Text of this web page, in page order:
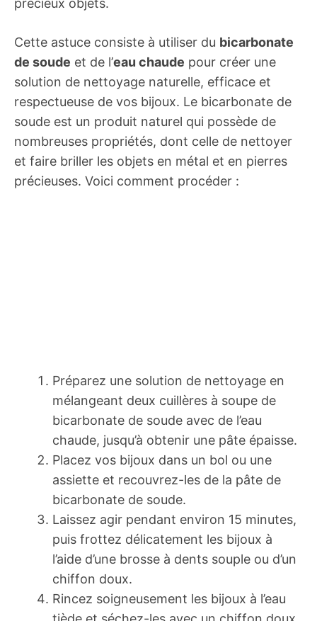
précieux objets.
Cette astuce consiste à utiliser du bicarbonate
de soude et de l’eau chaude pour créer une
solution de nettoyage naturelle, efficace et
respectueuse de vos bijoux. Le bicarbonate de
soude est un produit naturel qui possède de
nombreuses propriétés, dont celle de nettoyer
et faire briller les objets en métal et en pierres
précieuses. Voici comment procéder :
Préparez une solution de nettoyage en
mélangeant deux cuillères à soupe de
bicarbonate de soude avec de l’eau
chaude, jusqu’à obtenir une pâte épaisse.
Placez vos bijoux dans un bol ou une
assiette et recouvrez-les de la pâte de
bicarbonate de soude.
Laissez agir pendant environ 15 minutes,
puis frottez délicatement les bijoux à
l’aide d’une brosse à dents souple ou d’un
chiffon doux.
Rincez soigneusement les bijoux à l’eau